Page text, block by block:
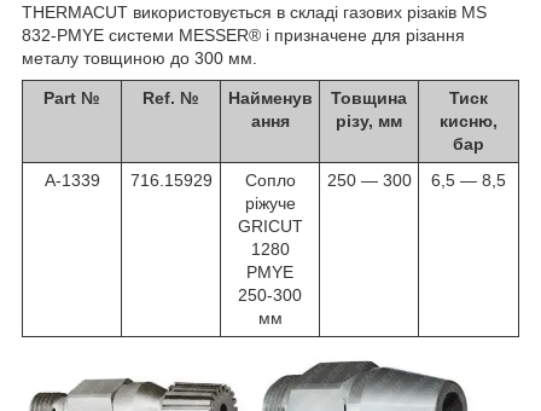
THERMACUT використовується в складі газових різаків MS
832-PMYE системи MESSER® і призначене для різання
металу товщиною до 300 мм.
Part № Ref. №
Найменув
ання
Товщина
різу, мм
Тиск
кисню,
бар
A-1339
716.15929
Сопло
ріжуче
GRICUT
1280
PMYE
250-300
мм
250 ― 300 6,5 ― 8,5